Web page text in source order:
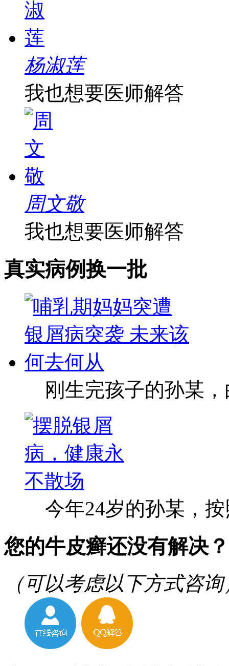
杨淑莲
我也想要医师解答
周文敬
我也想要医师解答
真实病例换一批
刚生完孩子的孙某
今年24岁的孙某，
您的牛皮癣还没有解决？
（可以考虑以下方式咨询